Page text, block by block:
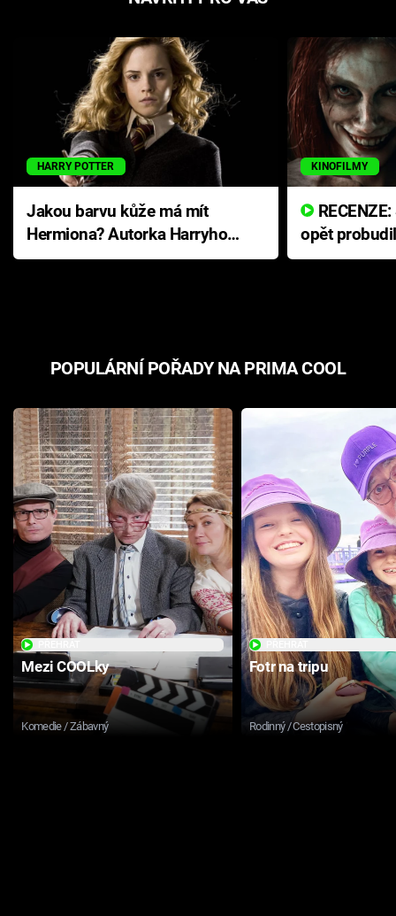
HARRY POTTER
Jakou barvu kůže má mít
Hermiona? Autorka Harryho
Pottera přišla s ráznou
KINOFILMY
opět
přichází s
POPULÁRNÍ POŘADY NA PRIMA COOL
Mezi COOLky
Komedie / Zábavný
Fotr na tripu
Rodinný / Cestopisný